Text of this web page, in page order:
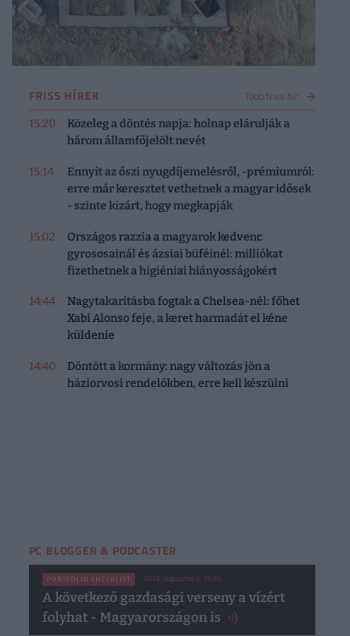
FRISS HÍREK Több friss hír
15:20
Közeleg a döntés napja: holnap elárulják a
három államfőjelölt nevét
15:14
Ennyit az őszi nyugdíjemelésről, -prémiumról:
erre már keresztet vethetnek a magyar idősek
- szinte kizárt, hogy megkapják
15:02
Országos razzia a magyarok kedvenc
gyrososainál és ázsiai büféinél: milliókat
fizethetnek a higiéniai hiányosságokért
14:44
Nagytakarításba fogtak a Chelsea-nél: főhet
Xabi Alonso feje, a keret harmadát el kéne
küldenie
14:40
Döntött a kormány: nagy változás jön a
háziorvosi rendelőkben, erre kell készülni
PC BLOGGER & PODCASTER
PORTFOLIO CHECKLIST 2026. augusztus 6. 16:50
A következő gazdasági verseny a vízért
folyhat - Magyarországon is